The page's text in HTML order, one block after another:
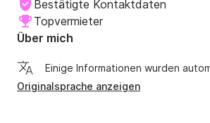
Bestätigte Kontaktdaten
Topvermieter
Über mich
Einige Informationen wurden
Originalsprache anzeigen